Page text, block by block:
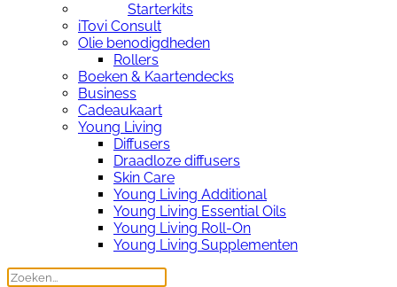
Starterkits
iTovi Consult
Olie benodigdheden
Rollers
Boeken & Kaartendecks
Business
Cadeaukaart
Young Living
Diffusers
Draadloze diffusers
Skin Care
Young Living Additional
Young Living Essential Oils
Young Living Roll-On
Young Living Supplementen
Search: